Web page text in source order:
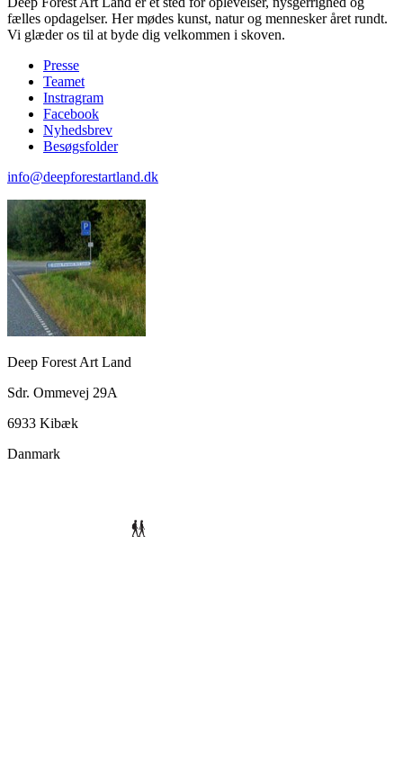
fælles opdagelser. Her mødes kunst, natur og mennesker året rundt.
Vi glæder os til at byde dig velkommen i skoven.
Presse
Teamet
Instragram
Facebook
Nyhedsbrev
Besøgsfolder
info@deepforestartland.dk
Deep Forest Art Land
Sdr. Ommevej 29A
6933 Kibæk
Danmark